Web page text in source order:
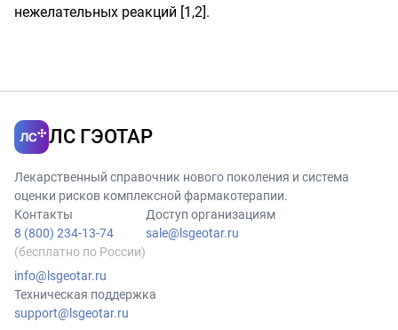
нежелательных реакций [1,2].
ЛС ГЭОТАР
Лекарственный справочник нового поколения и система
оценки рисков комплексной фармакотерапии.
Контакты
8 (800) 234-13-74
(бесплатно по России)
info@lsgeotar.ru
Доступ организациям
sale@lsgeotar.ru
Техническая поддержка
support@lsgeotar.ru